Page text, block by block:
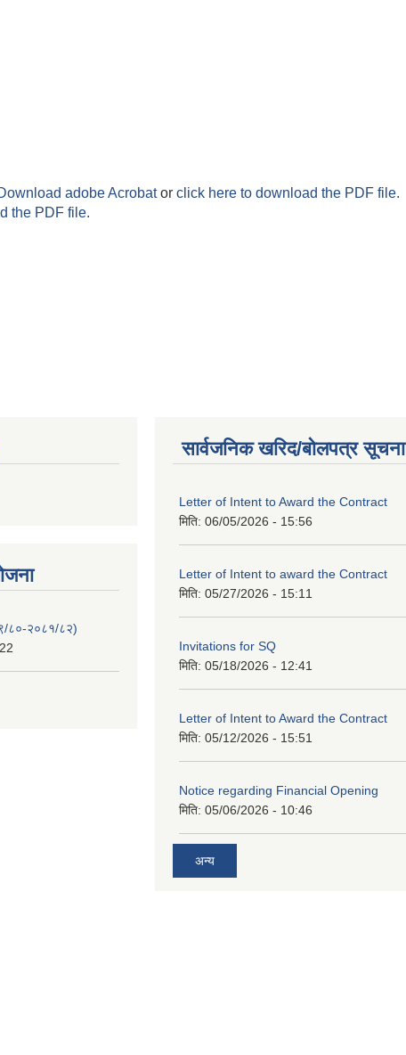
adobe Acrobator click here to download the PDF file.
the PDF file.
८०-२०८१/८२)
सार्वजनिक खरिद/बोलपत्र सूचना
Letter of Intent to Award the Contract
मिति: 06/05/2026 - 15:56
Letter of Intent to award the Contract
मिति: 05/27/2026 - 15:11
Invitations for SQ
मिति: 05/18/2026 - 12:41
Letter of Intent to Award the Contract
मिति: 05/12/2026 - 15:51
Notice regarding Financial Opening
मिति: 05/06/2026 - 10:46
अन्य